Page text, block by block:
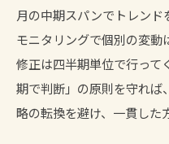
月の中期スパンでトレン
モニタリングで個別の変動
修正は四半期単位で行って
期で判断」の原則を守れば
略の転換を避け、一貫した